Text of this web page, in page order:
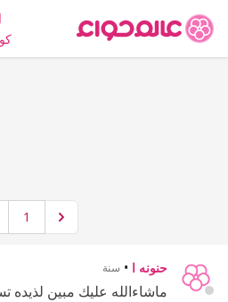
1
حنونه ا • سنة
ماشاءالله عليك مبين لذيده